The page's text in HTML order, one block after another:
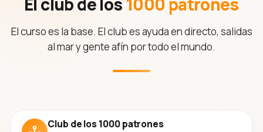
El curso es la base. El club es ayuda en directo, salidas
al mar y gente afín por todo el mundo.
Club de los 1000 patrones